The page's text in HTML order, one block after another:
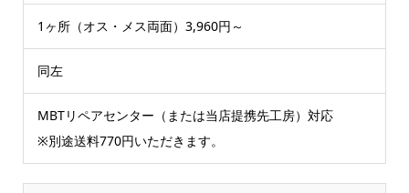
1ヶ所（オス・メス両面）3,960円～
同左
MBTリペアセンター（または当店提携先工房）対応
※別途送料770円いただきます。